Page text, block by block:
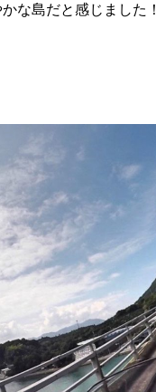
な島だと感じました！